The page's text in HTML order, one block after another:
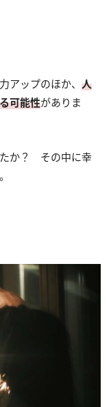
アップのほか、 人
可能性がありま
たか？ その中に幸